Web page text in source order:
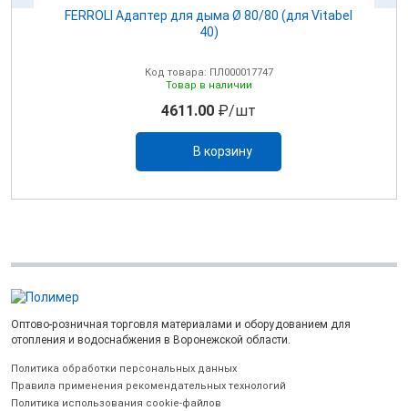
FERROLI Адаптер для дыма Ø 80/80 (для Vitabel
40)
Код товара: ПЛ000017747
Товар в наличии
4611.00 ₽/шт
В корзину
Оптово-розничная торговля материалами и оборудованием для
отопления и водоснабжения в Воронежской области.
Политика обработки персональных данных
Правила применения рекомендательных технологий
Политика использования cookie-файлов